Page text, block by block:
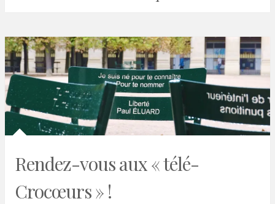
Rendez-vous aux « télé-
Crocœurs » !